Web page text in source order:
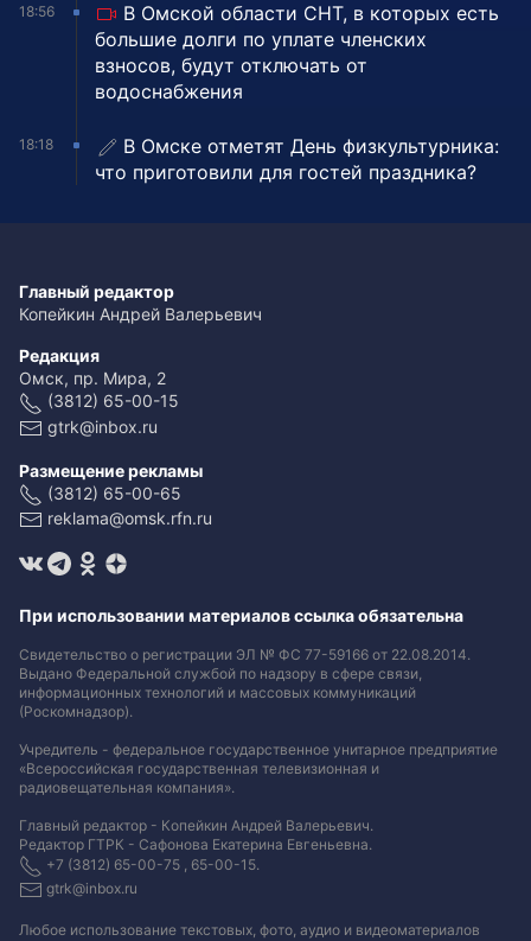
18:56
В Омской области СНТ, в которых есть
большие долги по уплате членских
взносов, будут отключать от
водоснабжения
18:18
В Омске отметят День физкультурника:
что приготовили для гостей праздника?
Главный редактор
Копейкин Андрей Валерьевич
Редакция
Омск, пр. Мира, 2
(3812) 65-00-15
gtrk@inbox.ru
Размещение рекламы
(3812) 65-00-65
reklama@omsk.rfn.ru
При использовании материалов ссылка обязательна
Свидетельство о регистрации ЭЛ № ФС 77-59166 от 22.08.2014.
Выдано Федеральной службой по надзору в сфере связи,
информационных технологий и массовых коммуникаций
(Роскомнадзор).
Учредитель - федеральное государственное унитарное предприятие
«Всероссийская государственная телевизионная и
радиовещательная компания».
Главный редактор - Копейкин Андрей Валерьевич.
Редактор ГТРК - Сафонова Екатерина Евгеньевна.
+7 (3812) 65-00-75 , 65-00-15.
gtrk@inbox.ru
Любое использование текстовых, фото, аудио и видеоматериалов